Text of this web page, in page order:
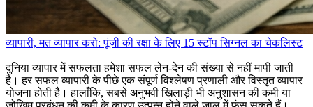
व्यापारी, मत व्यापार करो: पूंजी की रक्षा के लिए 15 स्टॉप सिग्नल का चेकलिस्ट
दुनिया व्यापार में सफलता हमेशा सफल लेन-देन की संख्या से नहीं मापी जाती
है। हर सफल व्यापारी के पीछे एक संपूर्ण विश्लेषण प्रणाली और विस्तृत व्यापार
योजना होती है। हालाँकि, सबसे अनुभवी खिलाड़ी भी अनुशासन की कमी या